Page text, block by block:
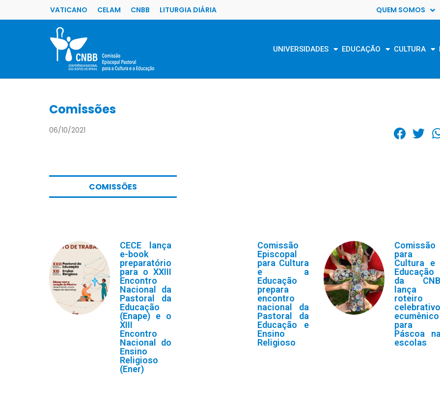
VATICANO CELAM CNBB LITURGIA DIÁRIA QUEM SOMOS
UNIVERSIDADES EDUCAÇÃO CULTURA
Comissões
06/10/2021
COMISSÕES
CECE lança
e-book
preparatório
para o XXIII
Encontro
Nacional da
Pastoral da
Educação
(Enape) e o
XIII
Encontro
Nacional do
Ensino
Religioso
(Ener)
Comissão
Episcopal
para Cultura
e a
Educação
prepara
encontro
nacional da
Pastoral da
Educação e
Ensino
Religioso
Comissão
para
Cultura e
Educação
da
lança
roteiro
celebrativo
ecumênico
para
Páscoa
escolas